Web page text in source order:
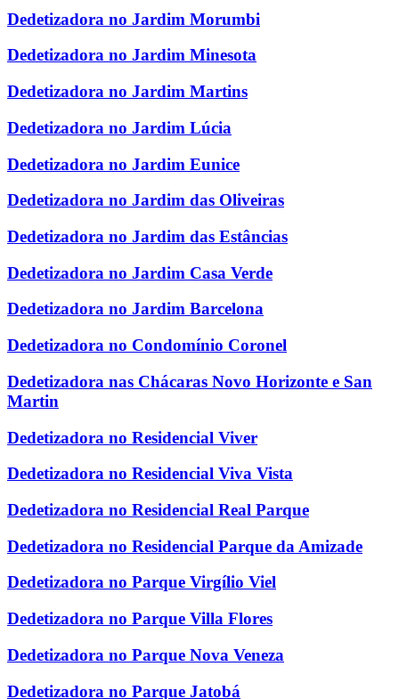
Dedetizadora no Jardim Morumbi
Dedetizadora no Jardim Minesota
Dedetizadora no Jardim Martins
Dedetizadora no Jardim Lúcia
Dedetizadora no Jardim Eunice
Dedetizadora no Jardim das Oliveiras
Dedetizadora no Jardim das Estâncias
Dedetizadora no Jardim Casa Verde
Dedetizadora no Jardim Barcelona
Dedetizadora no Condomínio Coronel
Dedetizadora nas Chácaras Novo Horizonte e San
Martin
Dedetizadora no Residencial Viver
Dedetizadora no Residencial Viva Vista
Dedetizadora no Residencial Real Parque
Dedetizadora no Residencial Parque da Amizade
Dedetizadora no Parque Virgílio Viel
Dedetizadora no Parque Villa Flores
Dedetizadora no Parque Nova Veneza
Dedetizadora no Parque Jatobá